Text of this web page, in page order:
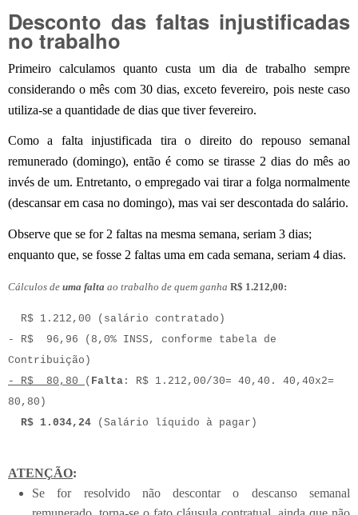
Desconto das faltas injustificadas
no trabalho
Primeiro calculamos quanto custa um dia de trabalho sempre
considerando o mês com 30 dias, exceto fevereiro, pois neste caso
utiliza-se a quantidade de dias que tiver fevereiro.
Como a falta injustificada tira o direito do repouso semanal
remunerado (domingo), então é como se tirasse 2 dias do mês ao
invés de um. Entretanto, o empregado vai tirar a folga normalmente
(descansar em casa no domingo), mas vai ser descontada do salário.
Observe que se for 2 faltas na mesma semana, seriam 3 dias;
enquanto que, se fosse 2 faltas uma em cada semana, seriam 4 dias.
Cálculos de uma falta ao trabalho de quem ganha R$ 1.212,00:
R$ 1.212,00 (salário contratado)
- R$ 96,96 (8,0% INSS, conforme tabela de
Contribuição)
- R$ 80,80 ( Falta : R$ 1.212,00/30= 40,40. 40,40x2=
80,80)
R$ 1.034,24 (Salário líquido à pagar)
ATENÇÃO:
Se for resolvido não descontar o descanso semanal